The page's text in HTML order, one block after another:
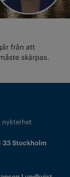
från att
skärpas.
nykterhet
33 Stockholm